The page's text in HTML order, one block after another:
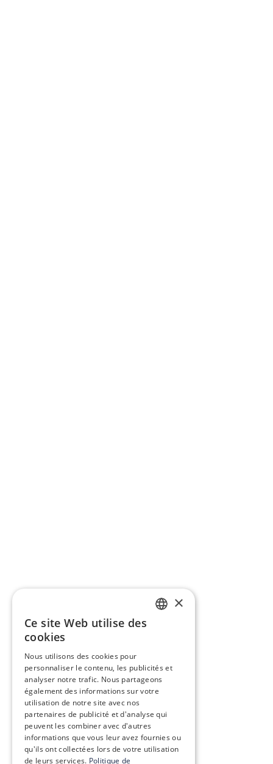
×
Ce site Web utilise des
cookies
Nous utilisons des cookies pour
personnaliser le contenu, les publicités et
analyser notre trafic. Nous partageons
également des informations sur votre
utilisation de notre site avec nos
partenaires de publicité et d'analyse qui
peuvent les combiner avec d'autres
informations que vous leur avez fournies ou
qu'ils ont collectées lors de votre utilisation
de leurs services. Politique de